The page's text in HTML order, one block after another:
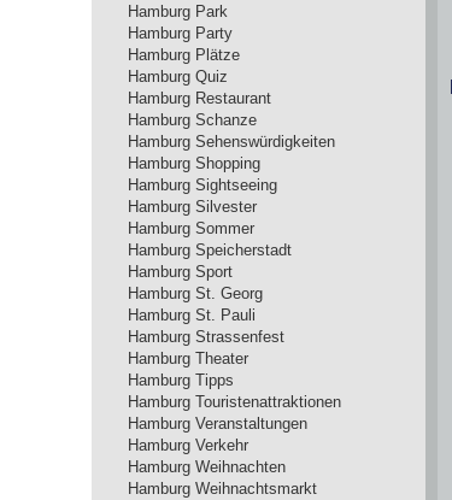
Hamburg Park
Hamburg Party
Hamburg Plätze
Hamburg Quiz
Hamburg Restaurant
Hamburg Schanze
Hamburg Sehenswürdigkeiten
Hamburg Shopping
Hamburg Sightseeing
Hamburg Silvester
Hamburg Sommer
Hamburg Speicherstadt
Hamburg Sport
Hamburg St. Georg
Hamburg St. Pauli
Hamburg Strassenfest
Hamburg Theater
Hamburg Tipps
Hamburg Touristenattraktionen
Hamburg Veranstaltungen
Hamburg Verkehr
Hamburg Weihnachten
Hamburg Weihnachtsmarkt